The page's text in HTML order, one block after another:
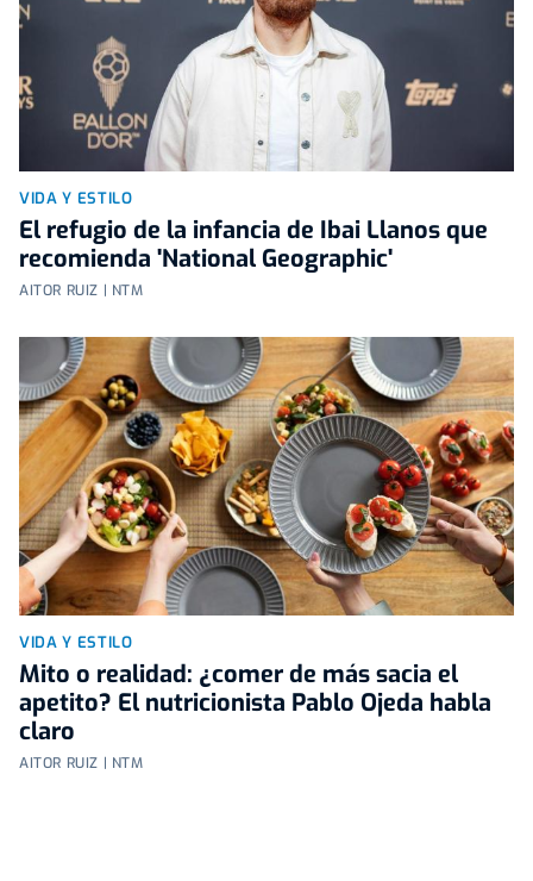
VIDA Y ESTILO
El refugio de la infancia de Ibai Llanos que
recomienda 'National Geographic'
AITOR RUIZ | NTM
VIDA Y ESTILO
Mito o realidad: ¿comer de más sacia el
apetito? El nutricionista Pablo Ojeda habla
claro
AITOR RUIZ | NTM